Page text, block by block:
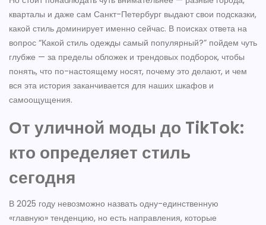
кварталы и даже сам Санкт-Петербург выдают свои подсказки,
какой стиль доминирует именно сейчас. В поисках ответа на
вопрос “Какой стиль одежды самый популярный?” пойдем чуть
глубже — за пределы обложек и трендовых подборок, чтобы
понять, что по-настоящему носят, почему это делают, и чем
вся эта история заканчивается для наших шкафов и
самоощущения.
От уличной моды до TikTok:
кто определяет стиль
сегодня
В 2025 году невозможно назвать одну-единственную
«главную» тенденцию, но есть направления, которые